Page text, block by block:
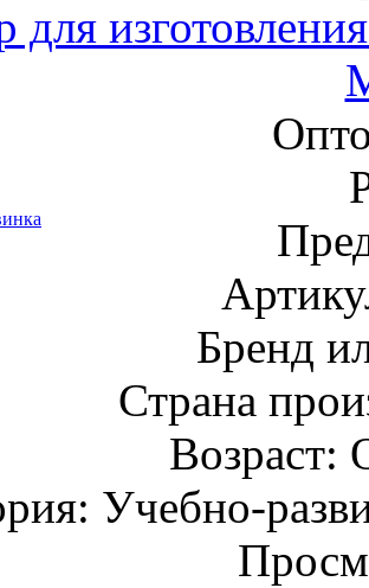
для
Бренд
Страна
Возраст:
Учебно-